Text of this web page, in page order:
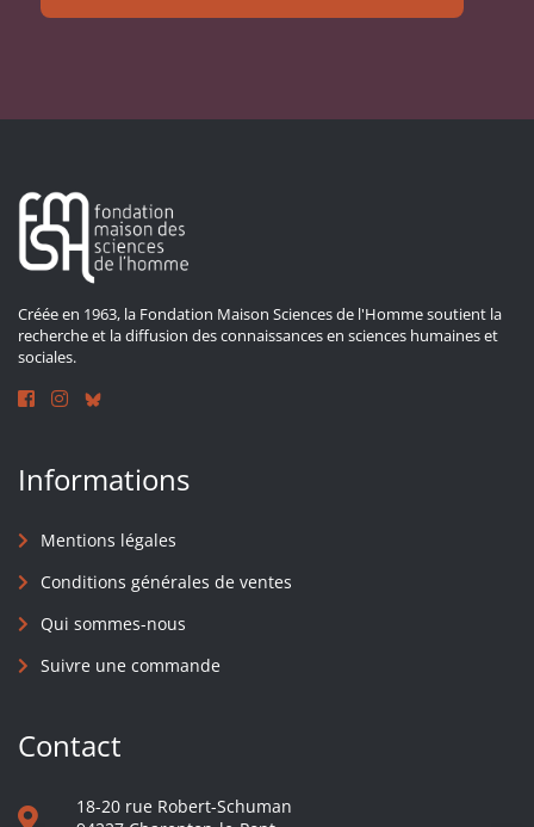
Créée en 1963, la Fondation Maison Sciences de l'Homme soutient la
recherche et la diffusion des connaissances en sciences humaines et
sociales.
Informations
Mentions légales
Conditions générales de ventes
Qui sommes-nous
Suivre une commande
Contact
18-20 rue Robert-Schuman